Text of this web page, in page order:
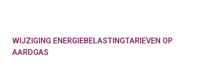
WIJZIGING ENERGIEBELASTINGTARIEVEN OP
AARDGAS